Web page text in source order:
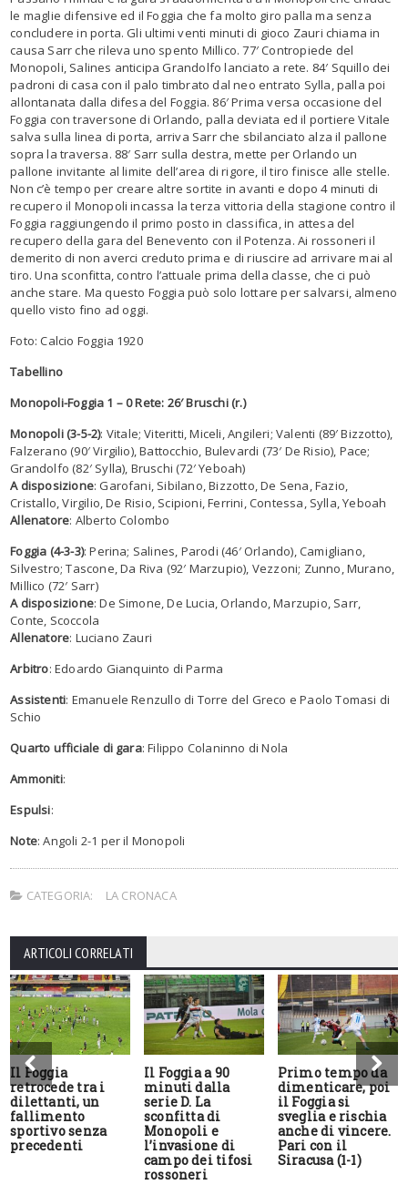
le maglie difensive ed il Foggia che fa molto giro palla ma senza
concludere in porta. Gli ultimi venti minuti di gioco Zauri chiama in
causa Sarr che rileva uno spento Millico. 77′ Contropiede del
Monopoli, Salines anticipa Grandolfo lanciato a rete. 84′ Squillo dei
padroni di casa con il palo timbrato dal neo entrato Sylla, palla poi
allontanata dalla difesa del Foggia. 86′ Prima versa occasione del
Foggia con traversone di Orlando, palla deviata ed il portiere Vitale
salva sulla linea di porta, arriva Sarr che sbilanciato alza il pallone
sopra la traversa. 88′ Sarr sulla destra, mette per Orlando un
pallone invitante al limite dell’area di rigore, il tiro finisce alle stelle.
Non c’è tempo per creare altre sortite in avanti e dopo 4 minuti di
recupero il Monopoli incassa la terza vittoria della stagione contro il
Foggia raggiungendo il primo posto in classifica, in attesa del
recupero della gara del Benevento con il Potenza. Ai rossoneri il
demerito di non averci creduto prima e di riuscire ad arrivare mai al
tiro. Una sconfitta, contro l’attuale prima della classe, che ci può
anche stare. Ma questo Foggia può solo lottare per salvarsi, almeno
quello visto fino ad oggi.
Foto: Calcio Foggia 1920
Tabellino
Monopoli-Foggia 1 – 0 Rete: 26′ Bruschi (r.)
Monopoli (3-5-2): Vitale; Viteritti, Miceli, Angileri; Valenti (89′ Bizzotto),
Falzerano (90′ Virgilio), Battocchio, Bulevardi (73′ De Risio), Pace;
Grandolfo (82′ Sylla), Bruschi (72′ Yeboah)
A disposizione: Garofani, Sibilano, Bizzotto, De Sena, Fazio,
Cristallo, Virgilio, De Risio, Scipioni, Ferrini, Contessa, Sylla, Yeboah
Allenatore: Alberto Colombo
Foggia (4-3-3): Perina; Salines, Parodi (46′ Orlando), Camigliano,
Silvestro; Tascone, Da Riva (92′ Marzupio), Vezzoni; Zunno, Murano,
Millico (72′ Sarr)
A disposizione: De Simone, De Lucia, Orlando, Marzupio, Sarr,
Conte, Scoccola
Allenatore: Luciano Zauri
Arbitro: Edoardo Gianquinto di Parma
Assistenti: Emanuele Renzullo di Torre del Greco e Paolo Tomasi di
Schio
Quarto ufficiale di gara: Filippo Colaninno di Nola
Ammoniti:
Espulsi:
Note: Angoli 2-1 per il Monopoli
CATEGORIA: LA CRONACA
ARTICOLI CORRELATI
Il Foggia
retrocede tra i
dilettanti, un
fallimento
sportivo senza
precedenti
Il Foggia a 90
minuti dalla
serie D. La
sconfitta di
Monopoli e
l’invasione di
campo dei tifosi
rossoneri
Primo tempo da
dimenticare, poi
il Foggia si
sveglia e rischia
anche di vincere.
Pari con il
Siracusa (1-1)